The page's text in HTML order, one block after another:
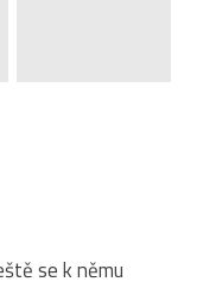
se k němu